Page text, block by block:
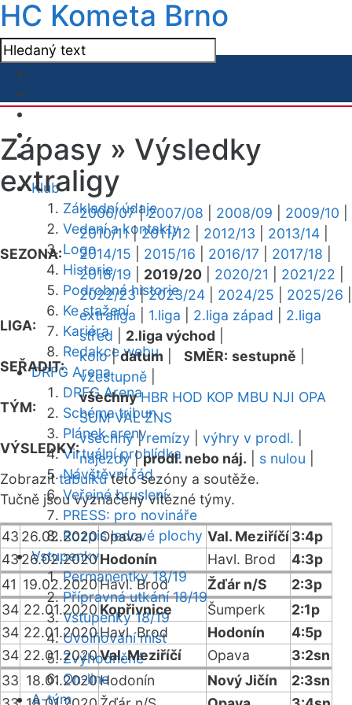
HC Kometa Brno
Klub
Základní údaje
Vedení a kontakty
Logo
Historie
Podrobná historie
Ke stažení
Kariéra
Redakce webu
DRFG Arena
DRFG Arena
Schéma tribun
Plánek areny
Virtuální prohlídka
Návštěvní řád
Veřejné bruslení
PRESS: pro novináře
Rozpis ledové plochy
Vstupenky
Permanentky 18/19
Přípravná utkání 18/19
Vstupenky 18/19
Uvolňování míst
Zvýhodněné
On-line
A-tým
Zápasy » Výsledky
extraligy
SEZONA:
2006/07|2007/08 2008/09 2009/10
2010/11|2011/12 2012/13 2013/14
2014/15
2015/16 2016/17 2017/18
2018/19
2019/20 2020/21 2021/22
2022/23|2023/24 2024/25 2025/26
LIGA:
extraliga 1.liga 2.liga západ
2.liga
střed
2.liga východ
SEŘADIT:
kolo|datum SMĚR: sestupně
vzestupně
TÝM:
všechny HBR HOD KOP MBU NJI OPA
SUM VAL ZNS
VÝSLEDKY:
všechny|remízy výhry v prodl.
nájezdy|prodl. nebo náj. s nulou
Zobrazittabulkutéto sezóny a soutěže.
Tučně jsou vyznačeny vítězné týmy.
43 26.02.2020 Opava Val. Meziříčí3:4p
4326.02.2020Hodonín Havl. Brod
4:3p
41 19.02.2020Havl. Brod Žďár n/S
2:3p
34 22.01.2020 Kopřivnice Šumperk
2:1p
34 22.01.2020Havl. Brod Hodonín
4:5p
34 22.01.2020Val. Meziříčí Opava
3:2sn
33 18.01.2020Hodonín Nový Jičín
2:3sn